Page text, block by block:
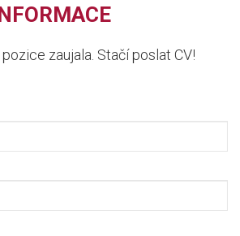
zaujala. Stačí poslat CV!